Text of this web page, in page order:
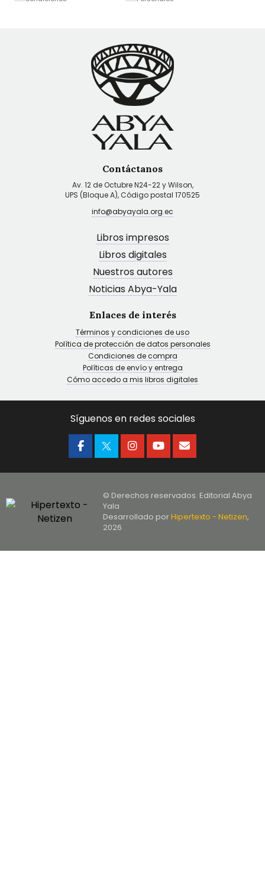
Contáctanos
Av. 12 de Octubre N24-22 y Wilson,
UPS (Bloque A), Código postal 170525
info@abyayala.org.ec
Libros impresos
Libros digitales
Nuestros autores
Noticias Abya-Yala
Enlaces de interés
Términos y condiciones de uso
Política de protección de datos personales
Condiciones de compra
Políticas de envío y entrega
Cómo accedo a mis libros digitales
Síguenos en redes sociales
© Derechos reservados. Editorial Abya
Yala
Desarrollado porHipertexto - Netizen,
2026